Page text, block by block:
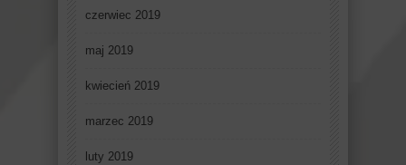
czerwiec 2019
maj 2019
kwiecień 2019
marzec 2019
luty 2019